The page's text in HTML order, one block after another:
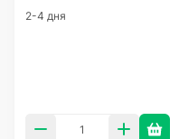
2-4 дня